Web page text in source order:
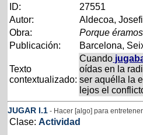
ID:
27551
Autor:
Aldecoa,
Obra:
Porque
Publicación:
Barcelona,
Texto
contextualizado:
Cuando
oídas en la
ser aquélla la
lejos el
JUGAR I.1 - Hacer [algo] para
Clase:Actividad